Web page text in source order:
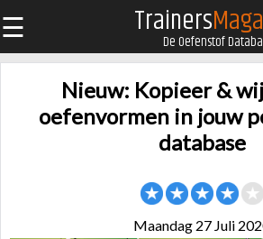
☰ Trainers
De Oefenstof
Nieuw: Kopieer &
oefenvormen in jouw
database
Maandag 27 Juli